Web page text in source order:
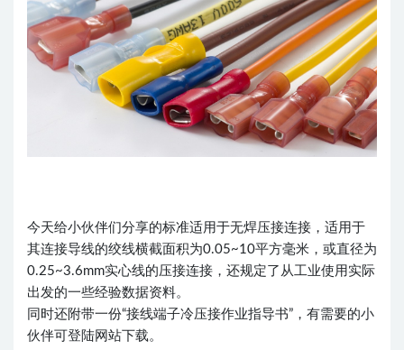
今天给小伙伴们分享的标准适用于无焊压接连接，适用于
其连接导线的绞线横截面积为0.05~10平方毫米，或直径为
0.25~3.6mm实心线的压接连接，还规定了从工业使用实际
出发的一些经验数据资料。
同时还附带一份“接线端子冷压接作业指导书”，有需要的小
伙伴可登陆网站下载。